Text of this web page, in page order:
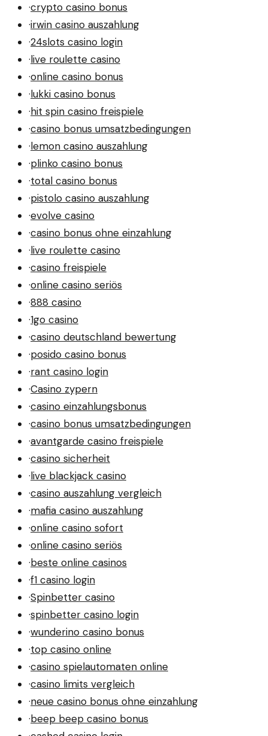
·crypto casino bonus
·irwin casino auszahlung
·24slots casino login
·live roulette casino
·online casino bonus
·lukki casino bonus
·hit spin casino freispiele
·casino bonus umsatzbedingungen
·lemon casino auszahlung
·plinko casino bonus
·total casino bonus
·pistolo casino auszahlung
·evolve casino
·casino bonus ohne einzahlung
·live roulette casino
·casino freispiele
·online casino seriös
·888 casino
·1go casino
·casino deutschland bewertung
·posido casino bonus
·rant casino login
·Casino zypern
·casino einzahlungsbonus
·casino bonus umsatzbedingungen
·avantgarde casino freispiele
·casino sicherheit
·live blackjack casino
·casino auszahlung vergleich
·mafia casino auszahlung
·online casino sofort
·online casino seriös
·beste online casinos
·f1 casino login
·Spinbetter casino
·spinbetter casino login
·wunderino casino bonus
·top casino online
·casino spielautomaten online
·casino limits vergleich
·neue casino bonus ohne einzahlung
·beep beep casino bonus